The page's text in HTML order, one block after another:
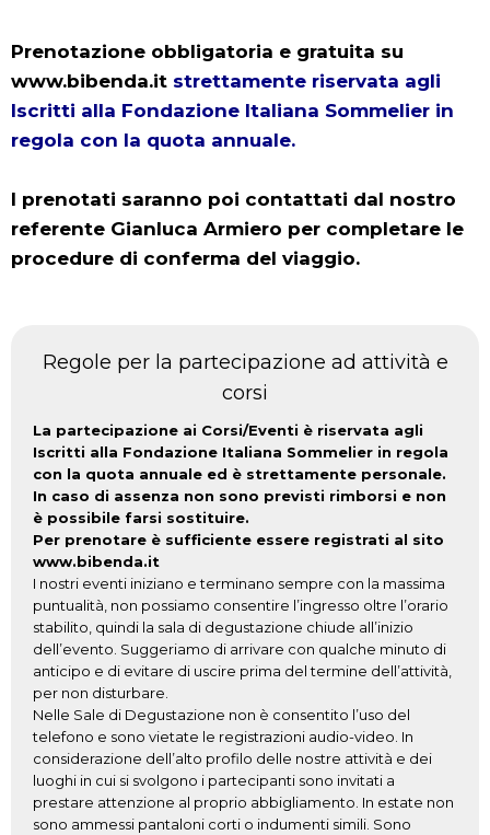
Prenotazione obbligatoria e gratuita su
www.bibenda.it strettamente riservata agli
Iscritti alla Fondazione Italiana Sommelier in
regola con la quota annuale.
I prenotati saranno poi contattati dal nostro
referente Gianluca Armiero per completare le
procedure di conferma del viaggio.
Regole per la partecipazione ad attività e
corsi
La partecipazione ai Corsi/Eventi è riservata agli
Iscritti alla Fondazione Italiana Sommelier in regola
con la quota annuale ed è strettamente personale.
In caso di assenza non sono previsti rimborsi e non
è possibile farsi sostituire.
Per prenotare è sufficiente essere registrati al sito
www.bibenda.it
I nostri eventi iniziano e terminano sempre con la massima
puntualità, non possiamo consentire l’ingresso oltre l’orario
stabilito, quindi la sala di degustazione chiude all’inizio
dell’evento. Suggeriamo di arrivare con qualche minuto di
anticipo e di evitare di uscire prima del termine dell’attività,
per non disturbare.
Nelle Sale di Degustazione non è consentito l’uso del
telefono e sono vietate le registrazioni audio-video. In
considerazione dell’alto profilo delle nostre attività e dei
luoghi in cui si svolgono i partecipanti sono invitati a
prestare attenzione al proprio abbigliamento. In estate non
sono ammessi pantaloni corti o indumenti simili. Sono